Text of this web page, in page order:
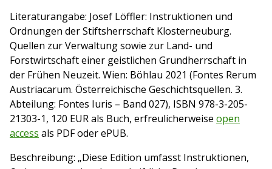
Literaturangabe: Josef Löffler: Instruktionen und
Ordnungen der Stiftsherrschaft Klosterneuburg.
Quellen zur Verwaltung sowie zur Land- und
Forstwirtschaft einer geistlichen Grundherrschaft in
der Frühen Neuzeit. Wien: Böhlau 2021 (Fontes Rerum
Austriacarum. Österreichische Geschichtsquellen. 3.
Abteilung: Fontes Iuris – Band 027), ISBN 978-3-205-
21303-1, 120 EUR als Buch, erfreulicherweise open
access als PDF oder ePUB.
Beschreibung: „Diese Edition umfasst Instruktionen,